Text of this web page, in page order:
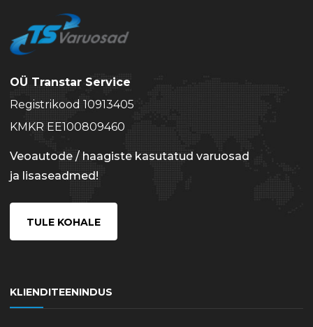
OÜ Transtar Service
Registrikood 10913405
KMKR EE100809460
Veoautode / haagiste kasutatud varuosad
ja lisaseadmed!
TULE KOHALE
KLIENDITEENINDUS